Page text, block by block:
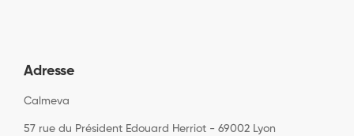
Adresse
Calmeva
57 rue du Président Edouard Herriot - 69002 Lyon